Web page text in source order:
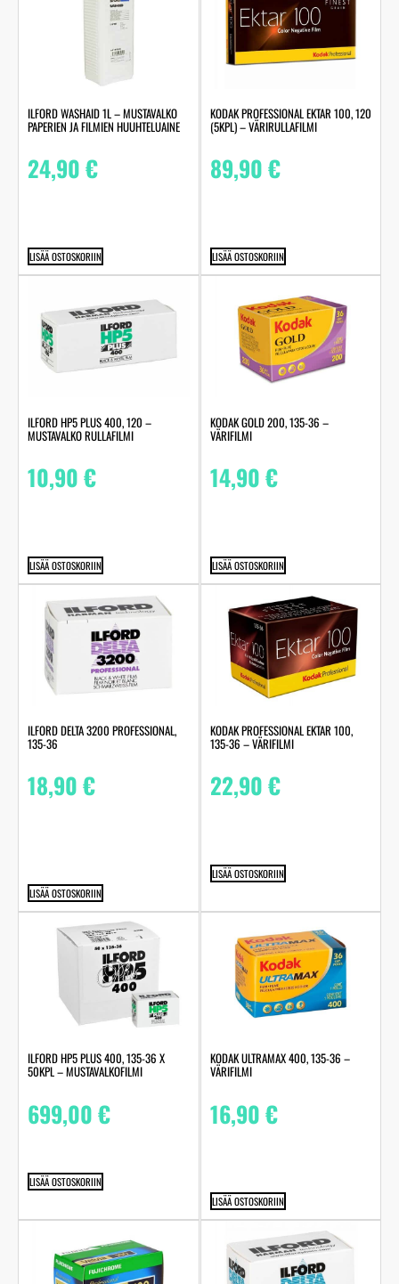
ILFORD WASHAID 1L – MUSTAVALKO
PAPERIEN JA FILMIEN HUUHTELUAINE
24,90€
LISÄÄ OSTOSKORIIN
KODAK PROFESSIONAL EKTAR 100, 120
(5KPL) – VÄRIRULLAFILMI
89,90€
LISÄÄ OSTOSKORIIN
ILFORD HP5 PLUS 400, 120 –
MUSTAVALKO RULLAFILMI
10,90€
LISÄÄ OSTOSKORIIN
KODAK GOLD 200, 135-36 –
VÄRIFILMI
14,90€
LISÄÄ OSTOSKORIIN
ILFORD DELTA 3200 PROFESSIONAL,
135-36
18,90€
LISÄÄ OSTOSKORIIN
KODAK PROFESSIONAL EKTAR 100,
135-36 – VÄRIFILMI
22,90€
LISÄÄ OSTOSKORIIN
ILFORD HP5 PLUS 400, 135-36 X
50KPL – MUSTAVALKOFILMI
699,00€
LISÄÄ OSTOSKORIIN
KODAK ULTRAMAX 400, 135-36 –
VÄRIFILMI
16,90€
LISÄÄ OSTOSKORIIN